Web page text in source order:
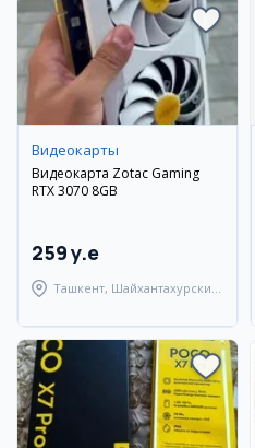
Видеокарты
Видеокарта Zotac Gaming
RTX 3070 8GB
259 y.e
Ташкент, Шайхантахурский